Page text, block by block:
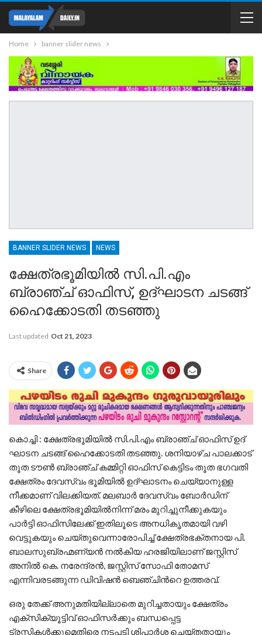
Home banner slider news
BANNER SLIDER NEWS NEWS
ക്ഷേത്രഭൂമിയിൽ സി.പി.എം
ബ്രാഞ്ച്​ ഓഫിസ്, ഉദ്​ഘാടന ചടങ്ങ്
ഹൈക്കോടതി തടഞ്ഞു
Last updated Oct 21, 2023
Share
കൊച്ചി : ക്ഷേത്രഭൂമിയിൽ സി.പി.എം ബ്രാഞ്ച്​ ഓഫിസ്​ ഉദ്​
ഘാടന ചടങ്ങ് ഹൈക്കോടതി തടഞ്ഞു. ശനിയാഴ്ച പാലക്കാട്​
തൂത ടൗൺ ബ്രാഞ്ച്​ കമ്മിറ്റി ഓഫിസ്​ കെട്ടിടം തൂത ഭഗവതി​
ക്ഷേത്രം ദേവസ്വം ഭൂമിയിൽ ഉദ്​ഘാടനം ചെയ്യാനുള്ള
നീക്കമാണ്​ വിലക്കിയത്​. മലബാർ ദേവസ്വം ബോർഡിന്​
കീഴിലെ ക്ഷേത്രഭൂമിയിൽനിന്ന്​ മരം മുറിച്ചുനീക്കുകയും
പാർട്ടി ഓഫിസിലേക്ക്​ ഇതിലൂടെ അനധികൃതമായി വഴി
വെട്ടുകയും ചെയ്തുവെന്നാരോപിച്ച്​ ക്ഷേത്രഭക്തനായ പി.
ബാലസുബ്രഹ്മണ്യൻ നൽകിയ ഹരജിയിലാണ്​ ജസ്റ്റിസ്​
അനിൽ കെ. ​നരേന്ദ്രൻ, ജസ്റ്റിസ്​ സോഫി തോമസ്
എന്നിവരടങ്ങുന്ന ഡിവിഷൻ ബെഞ്ചിന്‍റെ ഉത്തരവ്​.
ഒരു തേക്ക്​​ അനുമതിയില്ലാതെ മുറിച്ചതായും ക്ഷേത്രം
എക്സിക്യൂട്ടിവ്​ ഓഫിസർക്കും ​ബന്ധപ്പെട്ട
ട്രസ്റ്റികൾക്കുമെതിരെ നടപടി ശിപാർശ ചെയ്തതായും